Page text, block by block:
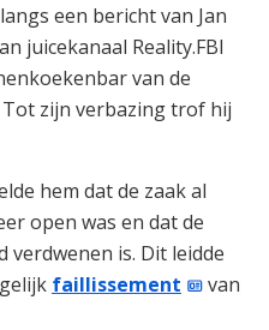
een bericht van Jan
juicekanaal Reality.FBI
van de
zijn verbazing trof hij
hem dat de zaak al
open was en dat de
is. Dit leidde
faillissement
van